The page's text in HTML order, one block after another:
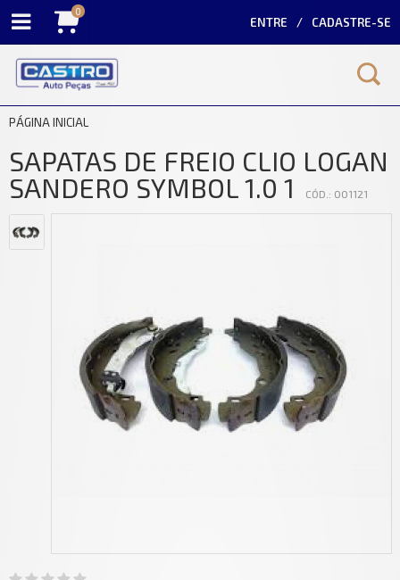
0
ENTRE CADASTRE-SE
PÁGINA INICIAL
SAPATAS DE FREIO CLIO LOGAN
SANDERO SYMBOL 1.0 1
CÓD.: 001121